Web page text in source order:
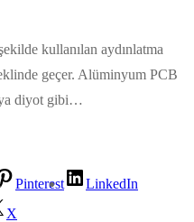
kullanılan aydınlatma
geçer. Alüminyum PCB
diyot gibi…
Pinterest
LinkedIn
X